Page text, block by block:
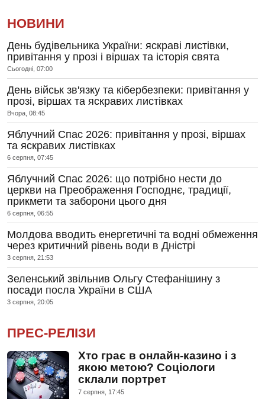
НОВИНИ
День будівельника України: яскраві листівки,
привітання у прозі і віршах та історія свята
Сьогодні, 07:00
День військ зв'язку та кібербезпеки: привітання у
прозі, віршах та яскравих листівках
Вчора, 08:45
Яблучний Спас 2026: привітання у прозі, віршах
та яскравих листівках
6 серпня, 07:45
Яблучний Спас 2026: що потрібно нести до
церкви на Преображення Господнє, традиції,
прикмети та заборони цього дня
6 серпня, 06:55
Молдова вводить енергетичні та водні обмеження
через критичний рівень води в Дністрі
3 серпня, 21:53
Зеленський звільнив Ольгу Стефанішину з
посади посла України в США
3 серпня, 20:05
ПРЕС-РЕЛІЗИ
Хто грає в онлайн-казино і з
якою метою? Соціологи
склали портрет
7 серпня, 17:45